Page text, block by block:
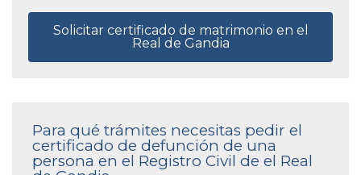
Solicitar certificado de matrimonio en el
Real de Gandia
Para qué trámites necesitas pedir el
certificado de defunción de una
persona en el Registro Civil de el Real